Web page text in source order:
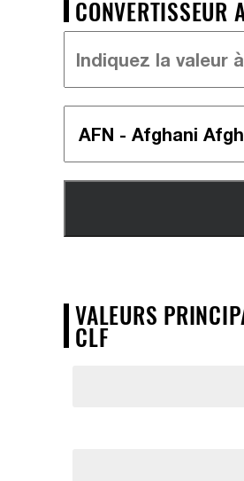
CONVERTISSEUR
VALEURS
CLF